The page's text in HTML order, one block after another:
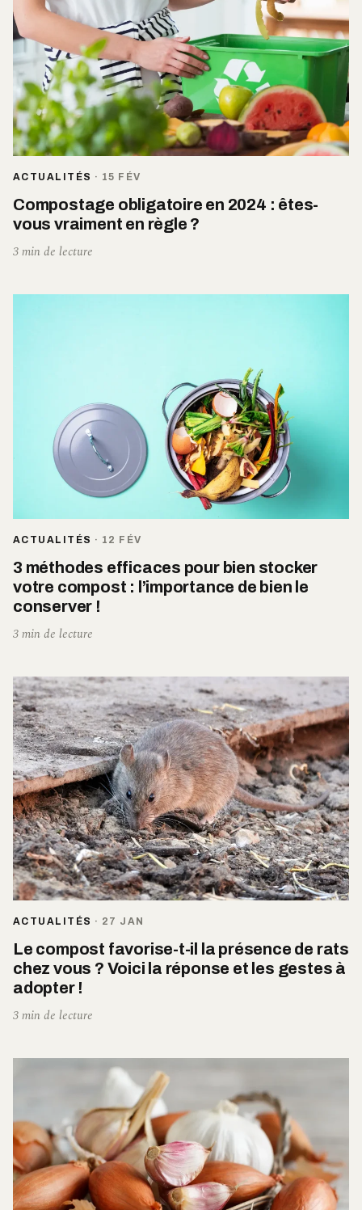
ACTUALITÉS · 15 FÉV
Compostage obligatoire en 2024 : êtes-
vous vraiment en règle ?
3 min de lecture
ACTUALITÉS · 12 FÉV
3 méthodes efficaces pour bien stocker
votre compost : l’importance de bien le
conserver !
3 min de lecture
ACTUALITÉS · 27 JAN
Le compost favorise-t-il la présence de rats
chez vous ? Voici la réponse et les gestes à
adopter !
3 min de lecture